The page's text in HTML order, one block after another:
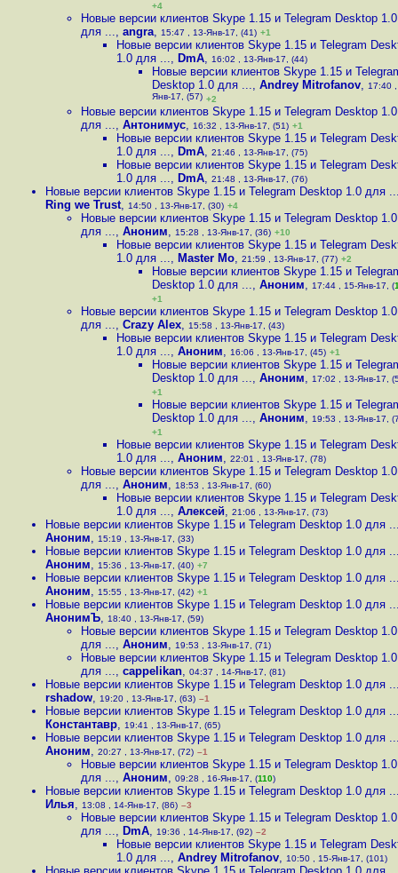
+4
Новые версии клиентов Skype 1.15 и Telegram Desktop 1.0
для ..., angra, 15:47 , 13-Янв-17, (41) +1
Новые версии клиентов Skype 1.15 и Telegram
1.0 для ..., DmA, 16:02 , 13-Янв-17, (44)
Новые версии клиентов Skype 1.15 и
Desktop 1.0 для ..., Andrey Mitrofanov, 17:40
Янв-17, (57) +2
Новые версии клиентов Skype 1.15 и Telegram Desktop 1.0
для ..., Антонимус, 16:32 , 13-Янв-17, (51) +1
Новые версии клиентов Skype 1.15 и Telegram
1.0 для ..., DmA, 21:46 , 13-Янв-17, (75)
Новые версии клиентов Skype 1.15 и Telegram
1.0 для ..., DmA, 21:48 , 13-Янв-17, (76)
Новые версии клиентов Skype 1.15 и Telegram Desktop 1.0 для
Ring we Trust, 14:50 , 13-Янв-17, (30) +4
Новые версии клиентов Skype 1.15 и Telegram Desktop 1.0
для ..., Аноним, 15:28 , 13-Янв-17, (36) +10
Новые версии клиентов Skype 1.15 и Telegram
1.0 для ..., Master Mo, 21:59 , 13-Янв-17, (77) +2
Новые версии клиентов Skype 1.15 и
Desktop 1.0 для ..., Аноним, 17:44 , 15-Янв-17, (
+1
Новые версии клиентов Skype 1.15 и Telegram Desktop 1.0
для ..., Crazy Alex, 15:58 , 13-Янв-17, (43)
Новые версии клиентов Skype 1.15 и Telegram
1.0 для ..., Аноним, 16:06 , 13-Янв-17, (45) +1
Новые версии клиентов Skype 1.15 и
Desktop 1.0 для ..., Аноним, 17:02 , 13-Янв-17,
+1
Новые версии клиентов Skype 1.15 и
Desktop 1.0 для ..., Аноним, 19:53 , 13-Янв-17,
+1
Новые версии клиентов Skype 1.15 и Telegram
1.0 для ..., Аноним, 22:01 , 13-Янв-17, (78)
Новые версии клиентов Skype 1.15 и Telegram Desktop 1.0
для ..., Аноним, 18:53 , 13-Янв-17, (60)
Новые версии клиентов Skype 1.15 и Telegram
1.0 для ..., Алексей, 21:06 , 13-Янв-17, (73)
Новые версии клиентов Skype 1.15 и Telegram Desktop 1.0 для
Аноним, 15:19 , 13-Янв-17, (33)
Новые версии клиентов Skype 1.15 и Telegram Desktop 1.0 для
Аноним, 15:36 , 13-Янв-17, (40) +7
Новые версии клиентов Skype 1.15 и Telegram Desktop 1.0 для
Аноним, 15:55 , 13-Янв-17, (42) +1
Новые версии клиентов Skype 1.15 и Telegram Desktop 1.0 для
АнонимЪ, 18:40 , 13-Янв-17, (59)
Новые версии клиентов Skype 1.15 и Telegram Desktop 1.0
для ..., Аноним, 19:53 , 13-Янв-17, (71)
Новые версии клиентов Skype 1.15 и Telegram Desktop 1.0
для ..., cappelikan, 04:37 , 14-Янв-17, (81)
Новые версии клиентов Skype 1.15 и Telegram Desktop 1.0 для
rshadow, 19:20 , 13-Янв-17, (63) –1
Новые версии клиентов Skype 1.15 и Telegram Desktop 1.0 для
Константавр, 19:41 , 13-Янв-17, (65)
Новые версии клиентов Skype 1.15 и Telegram Desktop 1.0 для
Аноним, 20:27 , 13-Янв-17, (72) –1
Новые версии клиентов Skype 1.15 и Telegram Desktop 1.0
для ..., Аноним, 09:28 , 16-Янв-17, (110)
Новые версии клиентов Skype 1.15 и Telegram Desktop 1.0 для
Илья, 13:08 , 14-Янв-17, (86) –3
Новые версии клиентов Skype 1.15 и Telegram Desktop 1.0
для ..., DmA, 19:36 , 14-Янв-17, (92) –2
Новые версии клиентов Skype 1.15 и Telegram
1.0 для ..., Andrey Mitrofanov, 10:50 , 15-Янв-17, (101)